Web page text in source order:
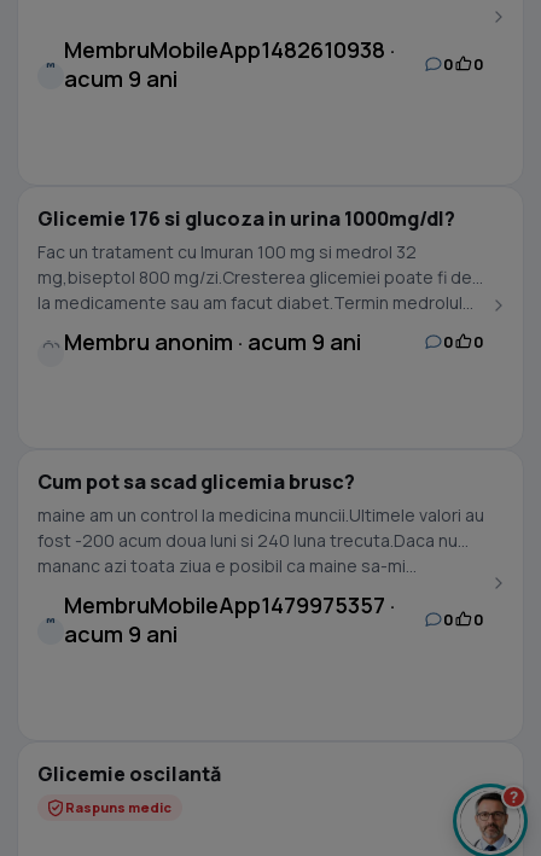
M
MembruMobileApp1482610938 ·
acum 9 ani
0 0
Glicemie 176 si glucoza in urina 1000mg/dl?
Fac un tratament cu Imuran 100 mg si medrol 32
mg,biseptol 800 mg/zi.Cresterea glicemiei poate fi de
la medicamente sau am facut diabet.Termin medrolul...
Membru anonim · acum 9 ani 0 0
Cum pot sa scad glicemia brusc?
maine am un control la medicina muncii.Ultimele valori au
fost -200 acum doua luni si 240 luna trecuta.Daca nu
mananc azi toata ziua e posibil ca maine sa-mi...
M
MembruMobileApp1479975357 ·
acum 9 ani
0 0
Glicemie oscilantă
Raspuns medic
?